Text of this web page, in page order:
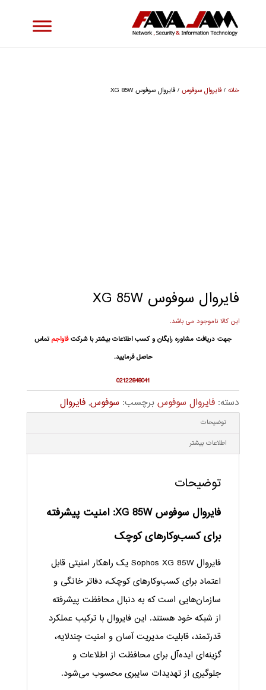
خانه/ فایروال سوفوس/ فایروال سوفوس XG 85W
فایروال سوفوس XG 85W
این کالا ناموجود می باشد.
جهت دریافت مشاوره رایگان و کسب اطلاعات بیشتر با شرکتفاواجم تماس
حاصل فرمایید.
02122848041
دسته: فایروال سوفوسبرچسب: سوفوس,فایروال
توضیحات
اطلاعات بیشتر
توضیحات
فایروال سوفوس XG 85W: امنیت پیشرفته
برای کسب‌وکارهای کوچک
فایروال Sophos XG 85W یک راهکار امنیتی قابل
اعتماد برای کسب‌وکارهای کوچک، دفاتر خانگی و
سازمان‌هایی است که به دنبال محافظت پیشرفته
از شبکه خود هستند. این فایروال با ترکیب عملکرد
قدرتمند، قابلیت مدیریت آسان و امنیت چندلایه،
گزینه‌ای ایده‌آل برای محافظت از اطلاعات و
جلوگیری از تهدیدات سایبری محسوب می‌شود.